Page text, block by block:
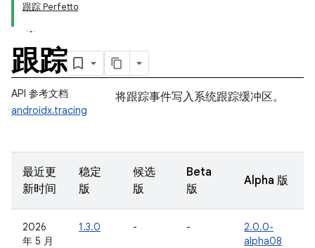
跟踪 Perfetto
跟踪
API 参考文档
androidx.tracing
将跟踪事件写入系统跟踪缓冲区。
最近更
新时间
稳定
版
候选
版
Beta
版
Alpha 版
2026
年 5 月
1.3.0 - -
2.0.0-
alpha08